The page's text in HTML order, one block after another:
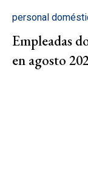
personal
Empleadas
en agosto